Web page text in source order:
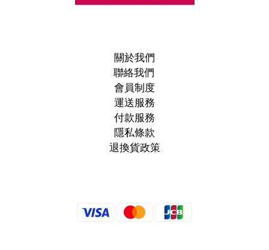
關於我們
聯絡我們
會員制度
運送服務
付款服務
隱私條款
退換貨政策